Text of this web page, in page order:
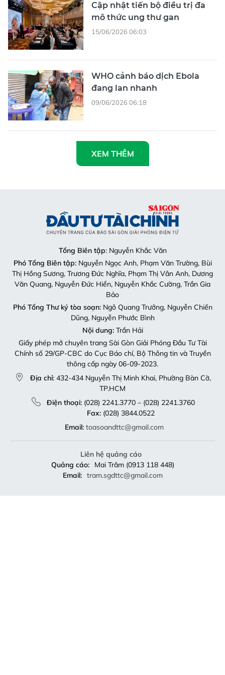
Cập nhật tiến bộ điều trị đa
mô thức ung thư gan
15/06/2026 06:03
WHO cảnh báo dịch Ebola
đang lan nhanh
09/06/2026 06:18
XEM THÊM
Tổng Biên tập: Nguyễn Khắc Văn
Phó Tổng Biên tập:Nguyễn Ngọc Anh, Phạm Văn Trường, Bùi
Thị Hồng Sương, Trương Đức Nghĩa, Phạm Thị Vân Anh, Dương
Văn Quang, Nguyễn Đức Hiển, Nguyễn Khắc Cường, Trần Gia
Bảo
Phó Tổng Thư ký tòa soạn:Ngô Quang Trưởng, Nguyễn Chiến
Dũng, Nguyễn Phước Bình
Nội dung:Trần Hải
Giấy phép mở chuyên trang Sài Gòn Giải Phóng Đầu Tư Tài
Chính số 29/GP-CBC do Cục Báo chí, Bộ Thông tin và Truyền
thông cấp ngày 06-09-2023.
Địa chỉ: 432-434 Nguyễn Thị Minh Khai, Phường Bàn Cờ,
TP.HCM
Điện thoại:(028) 2241.3770 – (028) 2241.3760
Fax:(028) 3844.0522
Email: toasoandttc@gmail.com
Liên hệ quảng cáo
Quảng cáo:
Mai Trâm (0913 118 448)
Email: tram.sgdttc@gmail.com